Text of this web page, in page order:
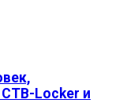
Locker и